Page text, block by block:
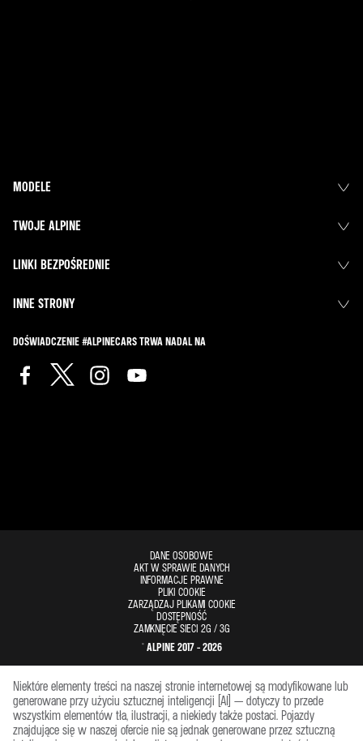
MODELE
TWOJE ALPINE
LINKI BEZPOŚREDNIE
INNE STRONY
DOŚWIADCZENIE #ALPINECARS TRWA NADAL NA
DANE OSOBOWE
AKT W SPRAWIE DANYCH
INFORMACJE PRAWNE
PLIKI COOKIE
ZARZĄDZAJ PLIKAMI COOKIE
DOSTĘPNOŚĆ
ZAMKNIĘCIE SIECI 2G / 3G
© ALPINE 2017 - 2026
Niektóre elementy treści na naszej stronie internetowej są modyfikowane lub
generowane przy użyciu sztucznej inteligencji (AI) — dotyczy to przede
wszystkim elementów tła, ilustracji, a niekiedy także postaci. Pojazdy
znajdujące się w naszej ofercie nie są jednak generowane przez sztuczną